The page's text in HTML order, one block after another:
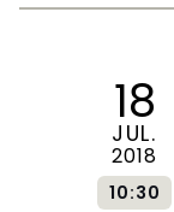
18
JUL.
2018
10:30